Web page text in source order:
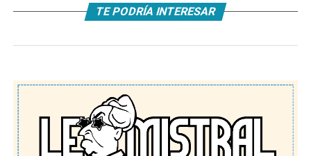
TE PODRÍA INTERESAR